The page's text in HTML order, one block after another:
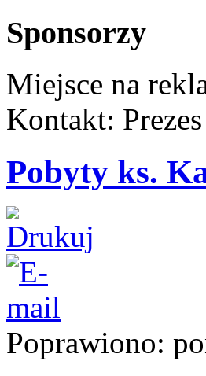
Sponsorzy
Miejsce na
Kontakt:
Pobyty ks.
Poprawiono: